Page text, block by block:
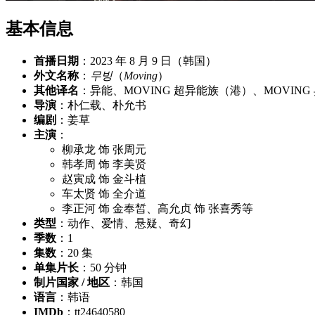
基本信息
首播日期 ：2023 年 8 月 9 日（韩国）
外文名称： 무빙（Moving）
其他译名 ：异能、MOVING 超异能族（港）、MOVING
导演 ：朴仁载、朴允书
编剧 ：姜草
主演 ：
柳承龙 饰 张周元
韩孝周 饰 李美贤
赵寅成 饰 金斗植
车太贤 饰 全介道
李正河 饰 金奉皙、高允贞 饰 张喜秀等
类型 ：动作、爱情、悬疑、奇幻
季数 ：1
集数 ：20 集
单集片长 ：50 分钟
制片国家 / 地区 ：韩国
语言 ：韩语
IMDb ：tt24640580